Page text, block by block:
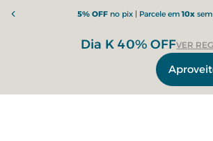
5% OFFno pix | Parcele em10xsem
Dia K 40% OFFVER